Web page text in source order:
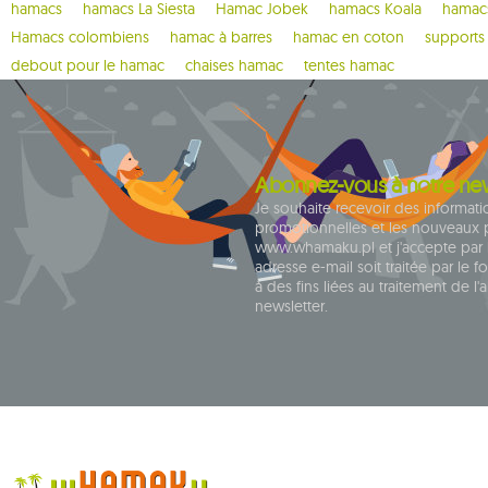
bugnet 1
cacoon pod 1
california 1
carello baby
casa mount
1
chaise rocker 1
1
chillounge 1
classic fly
cumbia 9
dockside
hamacs hamacs La Siesta Hamac Jobek hamacs Koala
Hamacs colombiens
hamac à barres hamac en coton
debout pour le hamac
chaises hamac tentes hamac
Abonnez-vous à notre
Je souhaite recevoir des
promotionnelles et les nouveaux
www.whamaku.pl et j'accepte
adresse e-mail soit traitée par le
à des fins liées au traitement de
newsletter.